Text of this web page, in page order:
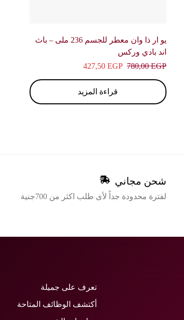
يو ار ذا وان معطر للجسم 236 ملى – باث
اند بادي وركس
780,00EGP
427,50 EGP
قراءة المزيد
شحن مجاني
لفترة محدودة جداً لأى طلب اكثر من 700جنية
تعرف على جميلة
أكتشف الوظائف المتاحة